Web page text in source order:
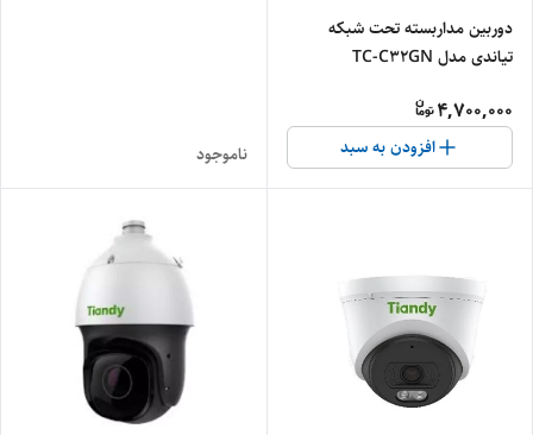
دوربین مداربسته تحت شبکه
تیاندی مدل TC-C32GN
4,700,000
افزودن به سبد ناموجود